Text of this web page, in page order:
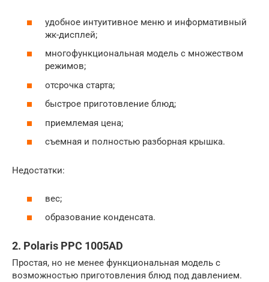
удобное интуитивное меню и информативный
жк-дисплей;
многофункциональная модель с множеством
режимов;
отсрочка старта;
быстрое приготовление блюд;
приемлемая цена;
съемная и полностью разборная крышка.
Недостатки:
вес;
образование конденсата.
2. Polaris PPC 1005AD
Простая, но не менее функциональная модель с
возможностью приготовления блюд под давлением.